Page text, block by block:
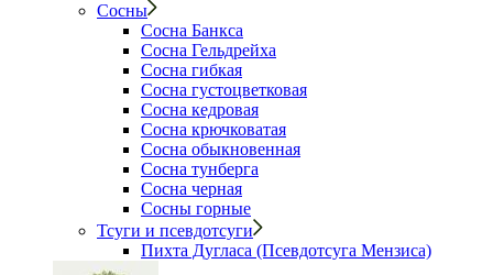
Сосны
Сосна Банкса
Сосна Гельдрейха
Сосна гибкая
Сосна густоцветковая
Сосна кедровая
Сосна крючковатая
Сосна обыкновенная
Сосна тунберга
Сосна черная
Сосны горные
Тсуги и псевдотсуги
Пихта Дугласа (Псевдотсуга Мензиса)